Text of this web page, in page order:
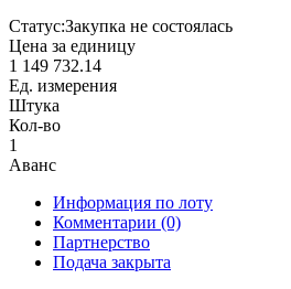
Статус:Закупка не состоялась
Цена за единицу
1 149 732.14
Ед. измерения
Штука
Кол-во
1
Аванс
Информация по лоту
Комментарии (0)
Партнерство
Подача закрыта